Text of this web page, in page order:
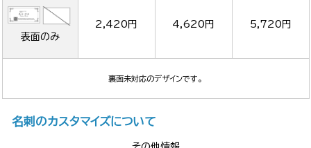
表面のみ
2,420円 4,620円 5,720円
裏面未対応のデザインです。
名刺のカスタマイズについて